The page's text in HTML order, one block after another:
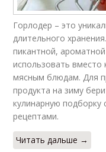
Горлодер – это
длительного
пикантной,
использовать вместо
мясным блюдам. Для
продукта на зиму
кулинарную
рецептами.
Читать дальше →